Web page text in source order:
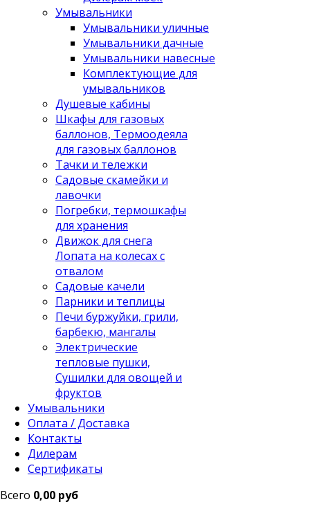
Умывальники
Умывальники уличные
Умывальники дачные
Умывальники навесные
Комплектующие для
умывальников
Душевые кабины
Шкафы для газовых
баллонов, Термоодеяла
для газовых баллонов
Тачки и тележки
Садовые скамейки и
лавочки
Погребки, термошкафы
для хранения
Движок для снега
Лопата на колесах с
отвалом
Садовые качели
Парники и теплицы
Печи буржуйки, грили,
барбекю, мангалы
Электрические
тепловые пушки,
Сушилки для овощей и
фруктов
Умывальники
Оплата / Доставка
Контакты
Дилерам
Сертификаты
Всего 0,00 руб